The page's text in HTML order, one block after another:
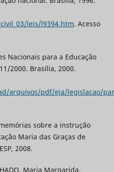
leis/l9394.htm. Acesso
Nacionais para a Educação
2000. Brasília, 2000.
arquivos/pdf/eja/legislacao/
sobre a instrução
Maria das Graças de
2008.
Maria Margarida.